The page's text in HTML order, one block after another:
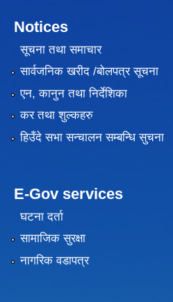
Notices
सूचना तथा समाचार
सार्वजनिक खरीद /बोलपत्र सूचना
एन, कानुन तथा निर्देशिका
कर तथा शुल्कहरु
हिउँदे सभा सन्चालन सम्बन्धि सुचना
E-Gov services
घटना दर्ता
सामाजिक सुरक्षा
नागरिक वडापत्र